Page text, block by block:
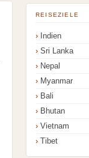
REISEZIELE
Indien
Sri Lanka
Nepal
Myanmar
Bali
Bhutan
Vietnam
Tibet